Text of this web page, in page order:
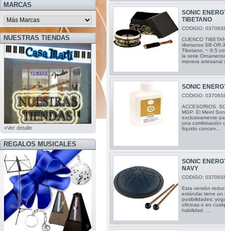
MARCAS
NUESTRAS TIENDAS
»Ver detalle
REGALOS MUSICALES
SONIC
TIBETANO
CODIGO:
CUENCO
tibetanos SB-OR-
Tibetano, ~ 9.5
la serie
manera artesanal
SONIC
CODIGO:
ACCESORIOS.
MGP. El Meinl
exclusivamente
una combinación
líquido concen...
SONIC
NAVY
CODIGO:
Esta versión
estándar tiene un
posibilidades:
oficinas o en
habilidad. ...